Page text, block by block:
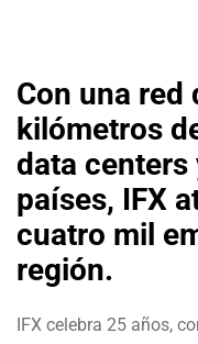
Con una red
kilómetros
data centers
países, IFX
cuatro mil
región.
IFX celebra 25 años,